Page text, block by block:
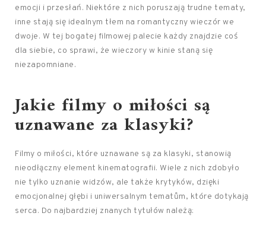
emocji i przesłań. Niektóre z nich poruszają trudne tematy,
inne stają się idealnym tłem na romantyczny wieczór we
dwoje. W tej bogatej filmowej palecie każdy znajdzie coś
dla siebie, co sprawi, że wieczory w kinie staną się
niezapomniane.
Jakie filmy o miłości są
uznawane za klasyki?
Filmy o miłości, które uznawane są za klasyki, stanowią
nieodłączny element kinematografii. Wiele z nich zdobyło
nie tylko uznanie widzów, ale także krytyków, dzięki
emocjonalnej głębi i uniwersalnym tematům, które dotykają
serca. Do najbardziej znanych tytułów należą: